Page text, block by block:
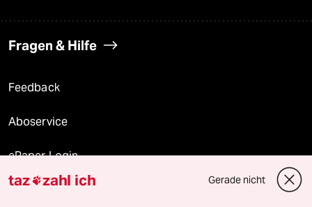
Fragen & Hilfe
Feedback
Aboservice
ePaper Login
Downloads für Abonnierende
taz zahl ich Gerade nicht